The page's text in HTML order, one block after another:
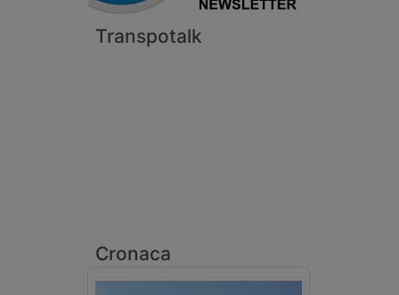
Transpotalk
Cronaca